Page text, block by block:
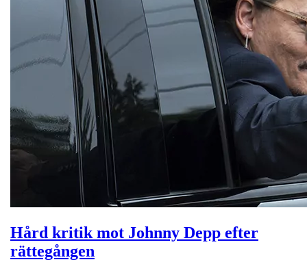
Hård kritik mot Johnny Depp efter
rättegången